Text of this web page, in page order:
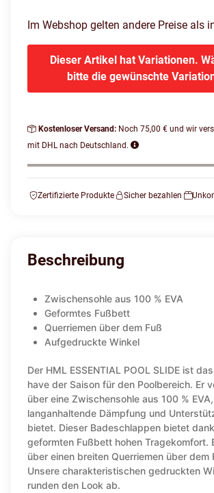
Im Webshop gelten andere Preise als
Dieser Artikel hat Variationen.
bitte die gewünschte
Kostenloser Versand: Noch 75,00 € und wir
mit DHL nach Deutschland.
Zertifizierte Produkte Sicher bezahlen
Beschreibung
Zwischensohle aus 100 % EVA
Geformtes Fußbett
Querriemen über dem Fuß
Aufgedruckte Winkel
Der HML ESSENTIAL POOL SLIDE ist
have der Saison für den Poolbereich. Er
über eine Zwischensohle aus 100 %
langanhaltende Dämpfung und
bietet. Dieser Badeschlappen bietet
geformten Fußbett hohen Tragekomfort.
über einen breiten Querriemen über dem
Unsere charakteristischen gedruckten
runden den Look ab.